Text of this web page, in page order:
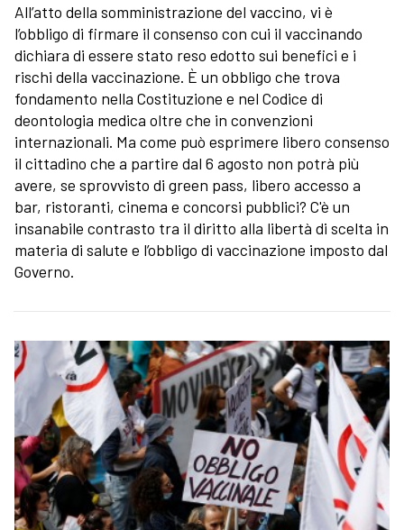
All’atto della somministrazione del vaccino, vi è
l’obbligo di firmare il consenso con cui il vaccinando
dichiara di essere stato reso edotto sui benefici e i
rischi della vaccinazione. È un obbligo che trova
fondamento nella Costituzione e nel Codice di
deontologia medica oltre che in convenzioni
internazionali. Ma come può esprimere libero consenso
il cittadino che a partire dal 6 agosto non potrà più
avere, se sprovvisto di green pass, libero accesso a
bar, ristoranti, cinema e concorsi pubblici? C'è un
insanabile contrasto tra il diritto alla libertà di scelta in
materia di salute e l’obbligo di vaccinazione imposto dal
Governo.